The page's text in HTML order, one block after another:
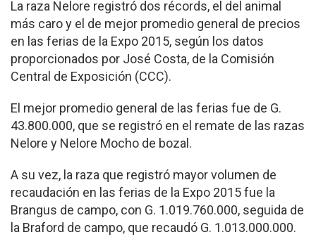
La raza Nelore registró dos récords, el del animal
más caro y el de mejor promedio general de precios
en las ferias de la Expo 2015, según los datos
proporcionados por José Costa, de la Comisión
Central de Exposición (CCC).
El mejor promedio general de las ferias fue de G.
43.800.000, que se registró en el remate de las razas
Nelore y Nelore Mocho de bozal.
A su vez, la raza que registró mayor volumen de
recaudación en las ferias de la Expo 2015 fue la
Brangus de campo, con G. 1.019.760.000, seguida de
la Braford de campo, que recaudó G. 1.013.000.000.